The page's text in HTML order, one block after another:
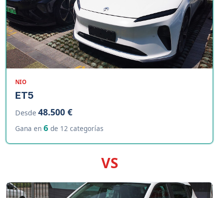
NIO
ET5
Desde 48.500 €
Gana en 6 de 12 categorías
VS